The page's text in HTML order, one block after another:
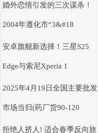
婚外恋情引发的三次谋杀！
2004年遵化市“3&#18
安卓旗舰新选择！三星S25
Edge与索尼Xperia 1
2025年4月19日全国主要批发
市场当归(药厂货90-120
拒绝人挤人! 适合春季反向旅